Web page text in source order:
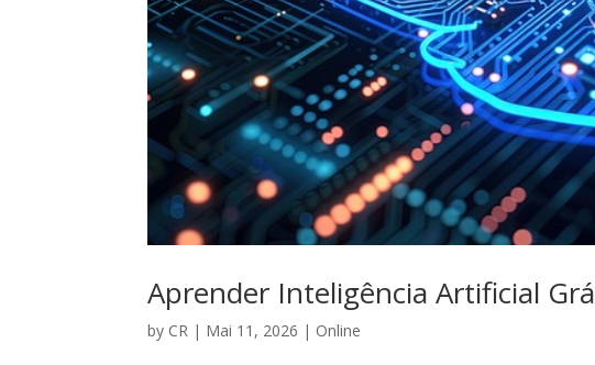
Aprender Inteligência Artificial
by CR | Mai 11, 2026 | Online